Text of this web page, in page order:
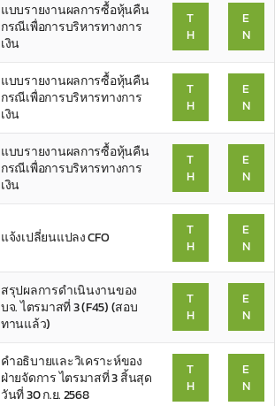
แบบรายงานผลการซื้อหุ้นคืน
กรณีเพื่อการบริหารทางการ
เงิน
T
H
E
N
แบบรายงานผลการซื้อหุ้นคืน
กรณีเพื่อการบริหารทางการ
เงิน
T
H
E
N
แบบรายงานผลการซื้อหุ้นคืน
กรณีเพื่อการบริหารทางการ
เงิน
T
H
E
N
แจ้งเปลี่ยนแปลง CFO
T
H
E
N
สรุปผลการดำเนินงานของ
บจ. ไตรมาสที่ 3 (F45) (สอบ
ทานแล้ว)
T
H
E
N
คำอธิบายและวิเคราะห์ของ
ฝ่ายจัดการ ไตรมาสที่ 3 สิ้นสุด
วันที่ 30 ก.ย. 2568
T
H
E
N